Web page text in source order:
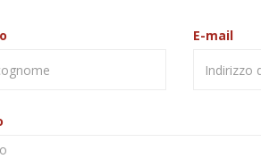
E-mail